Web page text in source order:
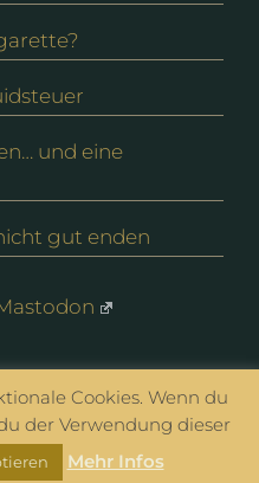
und eine
gut enden
|Impressum
Cookies. Wenn du
der Verwendung dieser
Mehr Infos